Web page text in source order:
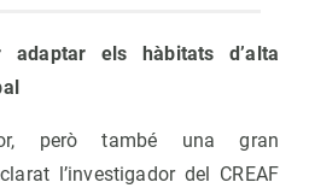
adaptar els hàbitats d’alta
però també una gran
l’investigador del CREAF